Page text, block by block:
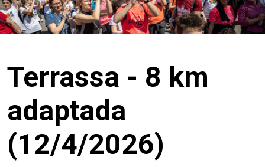
Terrassa - 8 km
adaptada
(12/4/2026)